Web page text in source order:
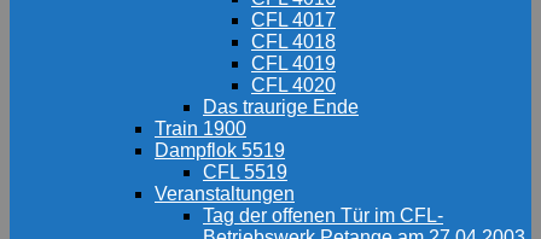
CFL 4017
CFL 4018
CFL 4019
CFL 4020
Das traurige Ende
Train 1900
Dampflok 5519
CFL 5519
Veranstaltungen
Tag der offenen Tür im CFL-